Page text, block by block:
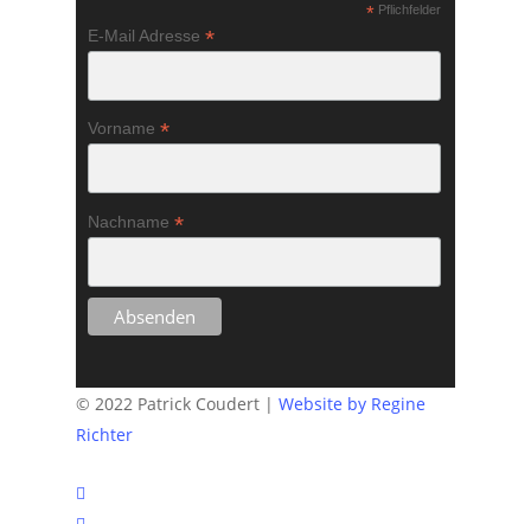
*Pflichfelder
E-Mail Adresse *
Vorname *
Nachname *
© 2022 Patrick Coudert | Website by Regine
Richter
twitter